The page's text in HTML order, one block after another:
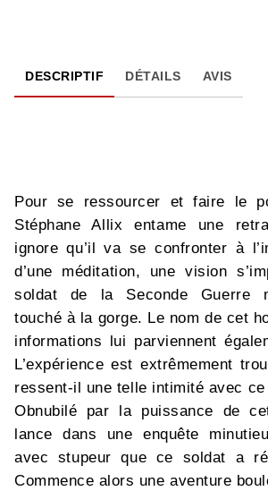
DESCRIPTIF DÉTAILS AVIS
Pour se ressourcer et faire le
Stéphane Allix entame une
ignore qu’il va se confronter à
d’une méditation, une vision
soldat de la Seconde Guerre
touché à la gorge. Le nom de cet
informations lui parviennent
L’expérience est extrêmement
ressent-il une telle intimité avec ce
Obnubilé par la puissance de
lance dans une enquête
avec stupeur que ce soldat a
Commence alors une aventure